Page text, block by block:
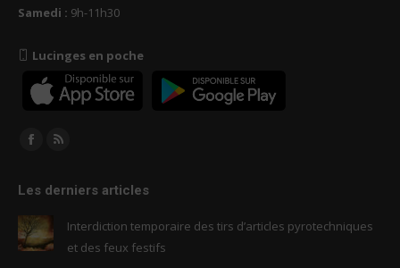
Samedi : 9h-11h30
Lucinges en poche
Trouvez nous sur :
Facebook
opens
in
new
RSS
opens
new
Les derniers articles
Interdiction temporaire des tirs d’articles pyrotechniques
et des feux festifs